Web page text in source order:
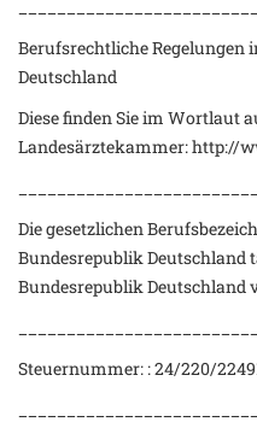
Berufsrechtliche Regelungen
Deutschland
Diese finden Sie im Wortlaut
Landesärztekammer: http://
Die gesetzlichen
Bundesrepublik Deutschland
Bundesrepublik Deutschland
Steuernummer: : 24/220/